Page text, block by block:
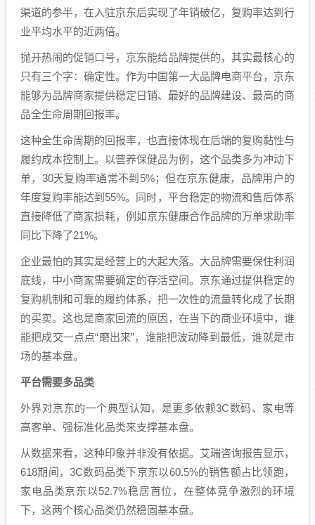
渠道的参半，在入驻京东后实现了年销破亿，复购率达到行
业平均水平的近两倍。
抛开热闹的促销口号，京东能给品牌提供的，其实最核心的
只有三个字：确定性。作为中国第一大品牌电商平台，京东
能够为品牌商家提供稳定日销、最好的品牌建设、最高的商
品全生命周期回报率。
这种全生命周期的回报率，也直接体现在后端的复购黏性与
履约成本控制上。以营养保健品为例，这个品类多为冲动下
单，30天复购率通常不到5%；但在京东健康，品牌用户的
年度复购率能达到55%。同时，平台稳定的物流和售后体系
直接降低了商家损耗，例如京东健康合作品牌的万单求助率
同比下降了21%。
企业最怕的其实是经营上的大起大落。大品牌需要保住利润
底线，中小商家需要确定的存活空间。京东通过提供稳定的
复购机制和可靠的履约体系，把一次性的流量转化成了长期
的买卖。这也是商家回流的原因，在当下的商业环境中，谁
能把成交一点点“磨出来”，谁能把波动降到最低，谁就是市
场的基本盘。
平台需要多品类
外界对京东的一个典型认知，是更多依赖3C数码、家电等
高客单、强标准化品类来支撑基本盘。
从数据来看，这种印象并非没有依据。艾瑞咨询报告显示，
618期间，3C数码品类下京东以60.5%的销售额占比领跑，
家电品类京东以52.7%稳居首位，在整体竞争激烈的环境
下，这两个核心品类仍然稳固基本盘。